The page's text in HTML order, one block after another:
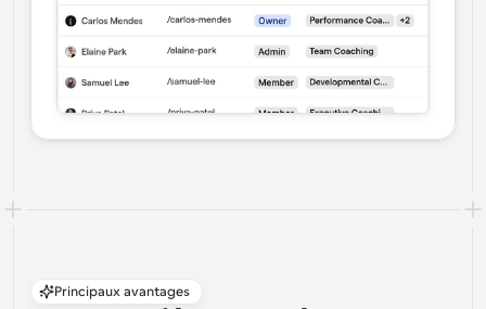
Principaux avantages